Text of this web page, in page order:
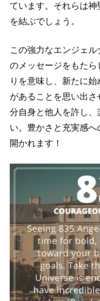
ています。それらは
を結ぶでしょう。
この強力なエンジェ
のメッセージをもた
りを意味し、新たに
があることを思い出
分自身と他人を許し
い。豊かさと充実感
開かれます！